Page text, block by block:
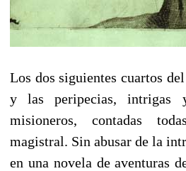
Los dos siguientes cuartos
y las peripecias, intrigas
misioneros, contadas
magistral. Sin abusar de la
en una novela de aventuras